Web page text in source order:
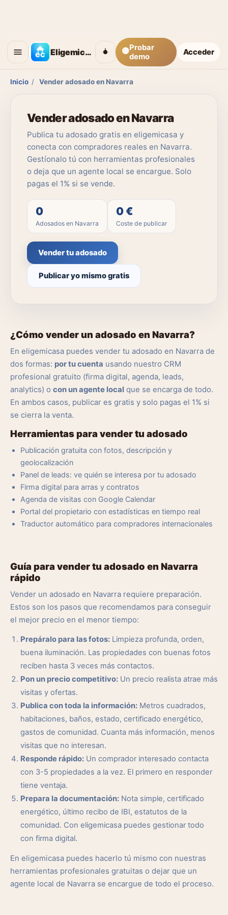
Eligemicasa 🟡Probar
demo
Acceder
Inicio / Vender adosado en Navarra
Vender adosado en Navarra
Publica tu adosado gratis en eligemicasa y
conecta con compradores reales en Navarra.
Gestíonalo tú con herramientas profesionales
o deja que un agente local se encargue. Solo
pagas el 1% si se vende.
0
Adosados en Navarra
0 €
Coste de publicar
Vender tu adosado
Publicar yo mismo gratis
¿Cómo vender un adosado en Navarra?
En eligemicasa puedes vender tu adosado en Navarra de
dos formas: por tu cuenta usando nuestro CRM
profesional gratuito (firma digital, agenda, leads,
analytics) o con un agente local que se encarga de todo.
En ambos casos, publicar es gratis y solo pagas el 1% si
se cierra la venta.
Herramientas para vender tu adosado
Publicación gratuita con fotos, descripción y
geolocalización
Panel de leads: ve quién se interesa por tu adosado
Firma digital para arras y contratos
Agenda de visitas con Google Calendar
Portal del propietario con estadísticas en tiempo real
Traductor automático para compradores internacionales
Guía para vender tu adosado en Navarra
rápido
Vender un adosado en Navarra requiere preparación.
Estos son los pasos que recomendamos para conseguir
el mejor precio en el menor tiempo:
Prepáralo para las fotos: Limpieza profunda, orden,
buena iluminación. Las propiedades con buenas fotos
reciben hasta 3 veces más contactos.
Pon un precio competitivo: Un precio realista atrae más
visitas y ofertas.
Publica con toda la información: Metros cuadrados,
habitaciones, baños, estado, certificado energético,
gastos de comunidad. Cuanta más información, menos
visitas que no interesan.
Responde rápido: Un comprador interesado contacta
con 3-5 propiedades a la vez. El primero en responder
tiene ventaja.
Prepara la documentación: Nota simple, certificado
energético, último recibo de IBI, estatutos de la
comunidad. Con eligemicasa puedes gestionar todo
con firma digital.
En eligemicasa puedes hacerlo tú mismo con nuestras
herramientas profesionales gratuitas o dejar que un
agente local de Navarra se encargue de todo el proceso.